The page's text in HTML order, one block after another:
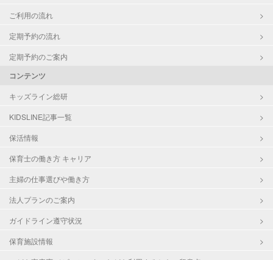
ご利用の流れ
定期予約の流れ
定期予約のご案内
コンテンツ
キッズライン総研
KIDSLINE記事一覧
保活情報
保育士の働き方 キャリア
主婦の仕事選びや働き方
法人プランのご案内
ガイドライン遵守状況
保育施設情報